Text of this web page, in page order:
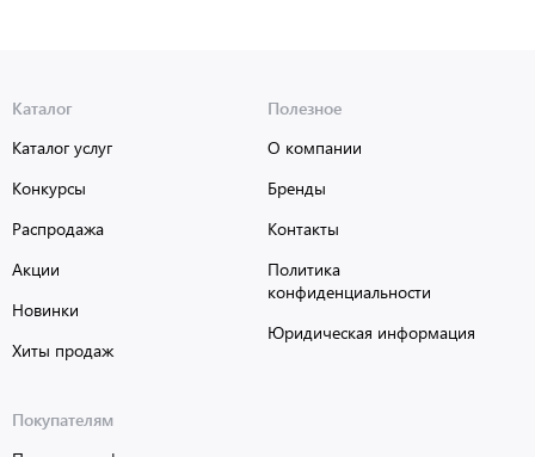
Каталог
Каталог услуг
Конкурсы
Распродажа
Акции
Новинки
Хиты продаж
Полезное
О компании
Бренды
Контакты
Политика
конфиденциальности
Юридическая информация
Покупателям